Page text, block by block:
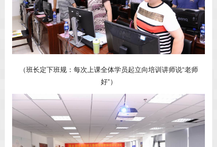
（班长定下班规：每次上课全体学员起立向培训讲师说“老师
好”）